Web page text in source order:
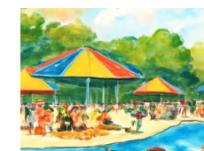
게임 스포츠 대출
맛집 IT 컴퓨터 기술
의료 의학 경제 마케팅